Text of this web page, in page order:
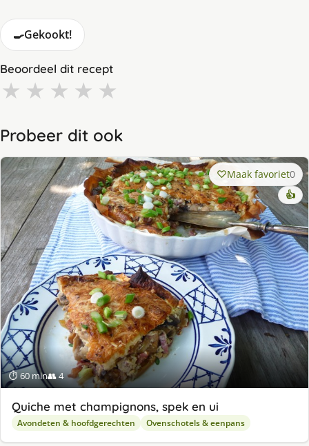
🍳Gekookt!
Beoordeel dit recept
★ ★ ★ ★ ★
Probeer dit ook
⏱ 60 min👥 4
Maak favoriet0
👍
Quiche met champignons, spek en ui
Avondeten & hoofdgerechten Ovenschotels & eenpans